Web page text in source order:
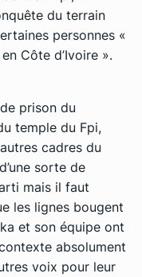
du terrain
personnes «
Côte d’Ivoire ».
prison du
temple du Fpi,
cadres du
sorte de
mais il faut
les lignes bougent
et son équipe ont
absolument
voix pour leur